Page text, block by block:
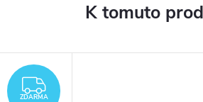
K tomuto
ZDARMA
ZDARMA